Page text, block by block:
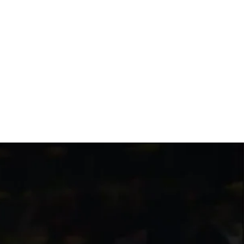
здобув золоту медаль,
до 87 кілограмів, що